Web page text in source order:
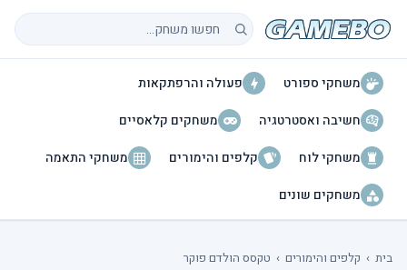
חיפוש משחקים
משחקי ספורט
פעולה והרפתקאות
חשיבה ואסטרטגיה
משחקים קלאסיים
משחקי לוח
קלפים והימורים
משחקי התאמה
משחקים שונים
בית › קלפים והימורים › טקסס הולדם פוקר